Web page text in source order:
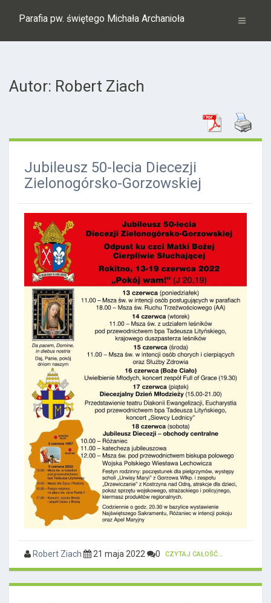
Parafia pw. świętego Michała Archanioła
Autor: Robert Ziach
Jubileusz 50-lecia Diecezji
Zielonogórsko-Gorzowskiej
Robert Ziach 21 maja 2022 0 CZYTAJ CAŁOŚĆ...